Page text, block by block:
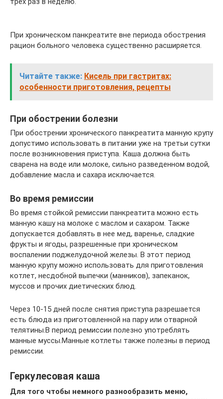
При хроническом панкреатите вне периода обострения
рацион больного человека существенно расширяется.
Читайте также: Кисель при гастритах:
особенности приготовления, рецепты
При обострении болезни
При обострении хронического панкреатита манную крупу
допустимо использовать в питании уже на третьи сутки
после возникновения приступа. Каша должна быть
сварена на воде или молоке, сильно разведенном водой,
добавление масла и сахара исключается.
Во время ремиссии
Во время стойкой ремиссии панкреатита можно есть
манную кашу на молоке с маслом и сахаром. Также
допускается добавлять в нее мед, варенье, сладкие
фрукты и ягоды, разрешенные при хроническом
воспалении поджелудочной железы. В этот период
манную крупу можно использовать для приготовления
котлет, несдобной выпечки (манников), запеканок,
муссов и прочих диетических блюд.
Через 10-15 дней после снятия приступа разрешается
есть блюда из приготовленной на пару или отварной
телятины.В период ремиссии полезно употреблять
манные муссы.Манные котлеты также полезны в период
ремиссии.
Геркулесовая каша
Для того чтобы немного разнообразить меню,